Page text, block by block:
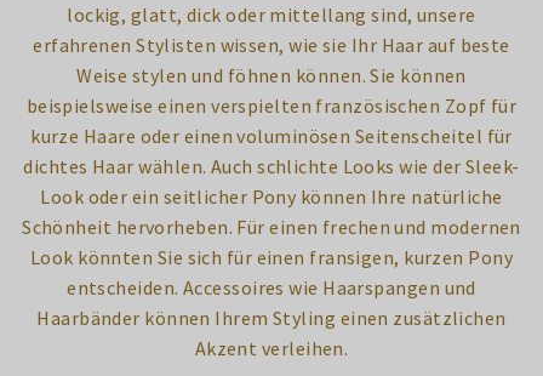
lockig, glatt, dick oder mittellang sind, unsere
erfahrenen Stylisten wissen, wie sie Ihr Haar auf beste
Weise stylen und föhnen können. Sie können
beispielsweise einen verspielten französischen Zopf für
kurze Haare oder einen voluminösen Seitenscheitel für
dichtes Haar wählen. Auch schlichte Looks wie der Sleek-
Look oder ein seitlicher Pony können Ihre natürliche
Schönheit hervorheben. Für einen frechen und modernen
Look könnten Sie sich für einen fransigen, kurzen Pony
entscheiden. Accessoires wie Haarspangen und
Haarbänder können Ihrem Styling einen zusätzlichen
Akzent verleihen.